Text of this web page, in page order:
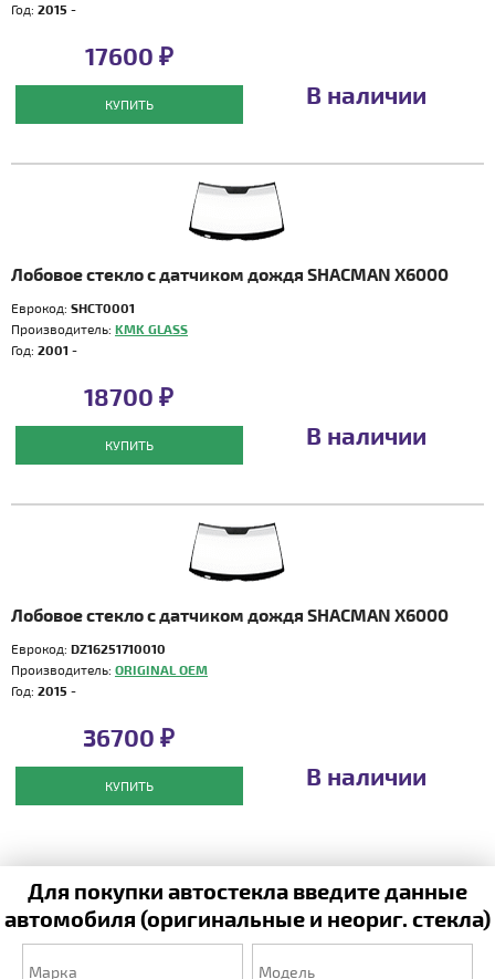
Год: 2015 -
17600 ₽
КУПИТЬ В наличии
Лобовое стекло с датчиком дождя SHACMAN X6000
Еврокод: SHCT0001
Производитель: KMK GLASS
Год: 2001 -
18700 ₽
КУПИТЬ В наличии
Лобовое стекло с датчиком дождя SHACMAN X6000
Еврокод: DZ16251710010
Производитель: ORIGINAL OEM
Год: 2015 -
36700 ₽
КУПИТЬ В наличии
Для покупки автостекла введите данные
автомобиля (оригинальные и неориг. стекла)